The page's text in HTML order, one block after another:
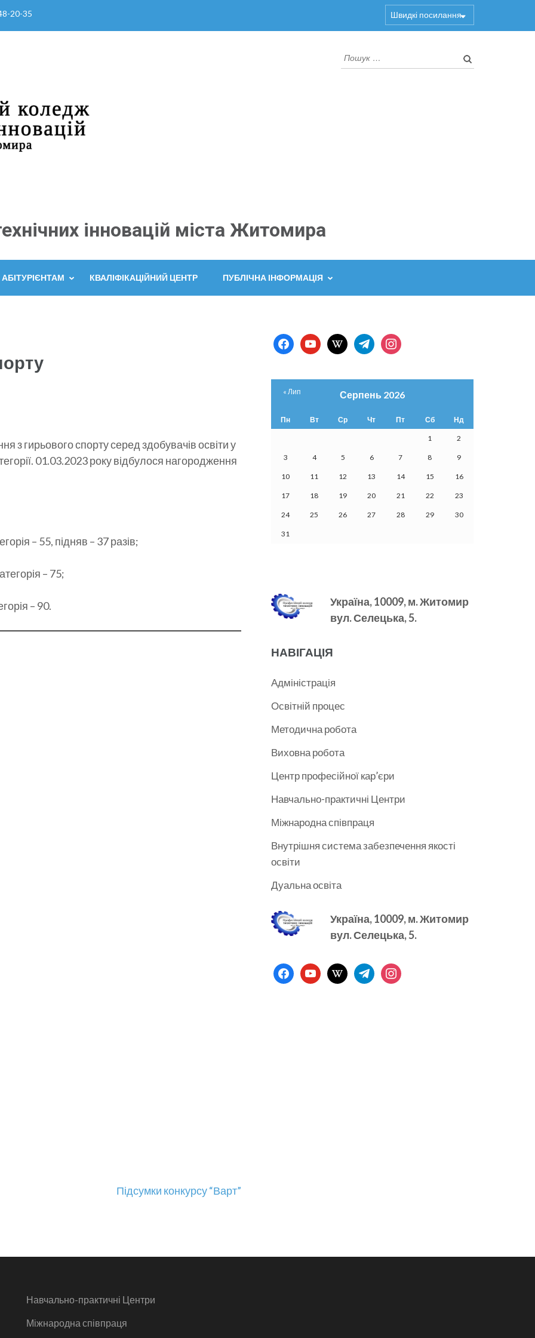
20-35 Швидкі посилання
інновацій міста Житомира
Пошук:
АБІТУРІЄНТАМ КВАЛІФІКАЦІЙНИЙ ЦЕНТР ПУБЛІЧНА ІНФОРМАЦІЯ
гирьового спорту серед здобувачів освіти у
01.03.2023 року відбулося нагородження
– 55, підняв – 37 разів;
– 75;
– 90.
Підсумки конкурсу “Варт”
facebookyoutubewikipediatelegraminstagram
Серпень 2026
Пн Вт Ср Чт Пт Сб Нд
1 2
3 4 5 6 7 8 9
10 11 12 13 14 15 16
17 18 19 20 21 22 23
24 25 26 27 28 29 30
31
« Лип
Україна, 10009, м.Житомир
вул. Селецька, 5.
НАВІГАЦІЯ
Адміністрація
Освітній процес
Методична робота
Виховна робота
Центр професійної кар’єри
Навчально-практичні Центри
Міжнародна співпраця
Внутрішня система забезпечення якості
освіти
Дуальна освіта
Україна, 10009, м.Житомир
вул. Селецька, 5.
facebookyoutubewikipediatelegraminstagram
Навчально-практичні Центри
Міжнародна співпраця